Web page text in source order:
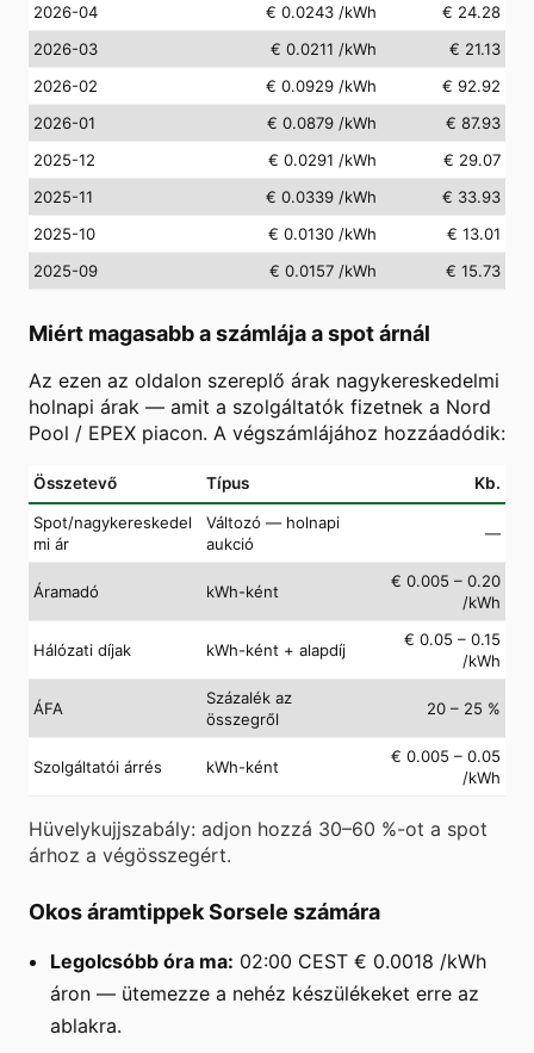
2026-04
€ 0.0243 /kWh
€ 24.28
2026-03
€ 0.0211 /kWh
€ 21.13
2026-02
€ 0.0929 /kWh
€ 92.92
2026-01
€ 0.0879 /kWh
€ 87.93
2025-12
€ 0.0291 /kWh
€ 29.07
2025-11
€ 0.0339 /kWh
€ 33.93
2025-10
€ 0.0130 /kWh
€ 13.01
2025-09
€ 0.0157 /kWh € 15.73
Miért magasabb a számlája a spot árnál
Az ezen az oldalon szereplő árak nagykereskedelmi
holnapi árak — amit a szolgáltatók fizetnek a Nord
Pool / EPEX piacon. A végszámlájához hozzáadódik:
Összetevő Típus Kb.
Spot/nagykereskedel
mi ár
Változó — holnapi
aukció
—
Áramadó kWh-ként
€ 0.005 – 0.20
/kWh
Hálózati díjak kWh-ként + alapdíj
€ 0.05 – 0.15
/kWh
ÁFA
Százalék az
összegről
20 – 25 %
Szolgáltatói árrés kWh-ként
€ 0.005 – 0.05
/kWh
Hüvelykujjszabály: adjon hozzá 30–60 %-ot a spot
árhoz a végösszegért.
Okos áramtippek Sorsele számára
Legolcsóbb óra ma: 02:00 CEST € 0.0018 /kWh
áron — ütemezze a nehéz készülékeket erre az
ablakra.